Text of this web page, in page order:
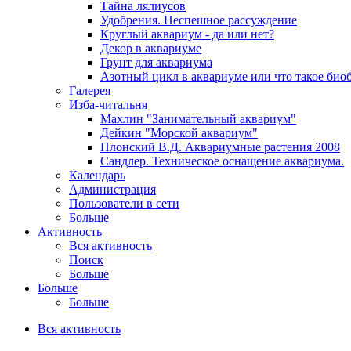
Тайна лялиусов
Удобрения. Неспешное рассуждение
Круглый аквариум - да или нет?
Декор в аквариуме
Грунт для аквариума
Азотный цикл в аквариуме или что такое
Галерея
Изба-читальня
Махлин "Занимательный аквариум"
Дейкин "Морской аквариум"
Плонский В.Д. Аквариумные растения 2008
Сандлер. Техническое оснащение аквариума.
Календарь
Администрация
Пользователи в сети
Больше
Активность
Вся активность
Поиск
Больше
Больше
Больше
Вся активность